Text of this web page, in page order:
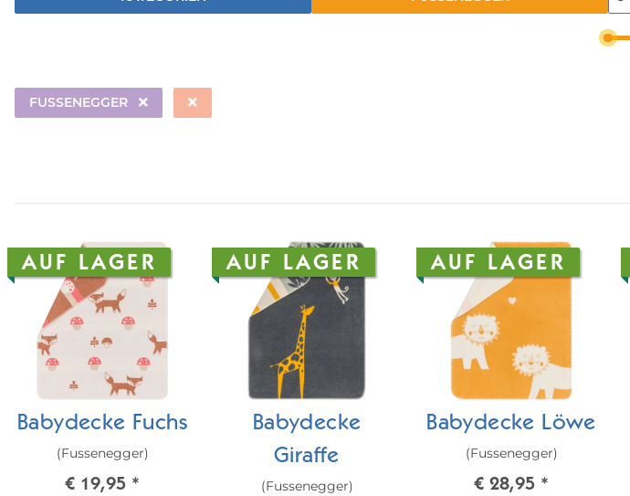
FUSSENEGGER
AUF LAGER
Babydecke Fuchs
(Fussenegger)
€ 19,95 *
AUF LAGER
Babydecke
Giraffe
(Fussenegger)
AUF LAGER
Babydecke Löwe
(Fussenegger)
€ 28,95 *